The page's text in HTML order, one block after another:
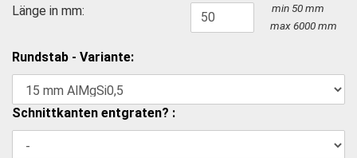
Länge in mm:
min 50 mm
max 6000 mm
Rundstab - Variante:
Schnittkanten entgraten? :